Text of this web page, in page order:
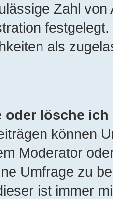
Zahl
als
oder lösche
können
Moderator
Umfrage zu
ist immer